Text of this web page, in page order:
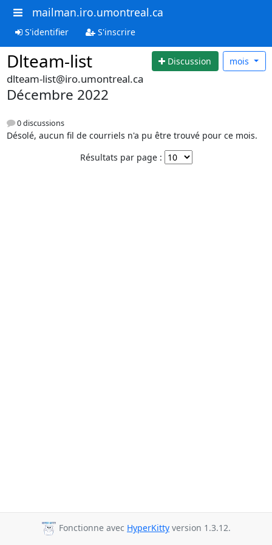
mailman.iro.umontreal.ca
S'identifier S'inscrire
Dlteam-list Discussion mois
dlteam-list@iro.umontreal.ca
Décembre 2022
0 discussions
Désolé, aucun fil de courriels n'a pu être trouvé pour ce mois.
Résultats par page :
Fonctionne avec HyperKitty version 1.3.12.